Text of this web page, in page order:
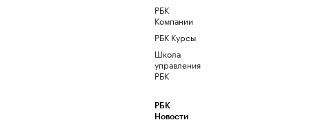
РБК
Компании
РБК Курсы
Школа
управления
РБК
РБК
Новости